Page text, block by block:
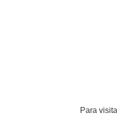
Para